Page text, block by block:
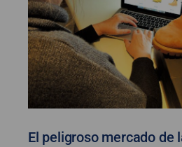
El peligroso mercado de